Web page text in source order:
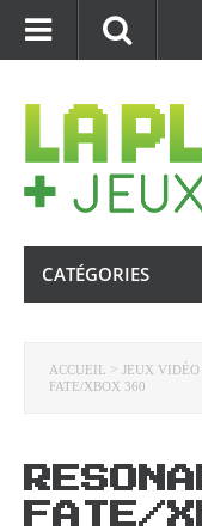
CATÉGORIES
ACCUEIL > JEUX VIDÉO
FATE/XBOX 360
FATE/